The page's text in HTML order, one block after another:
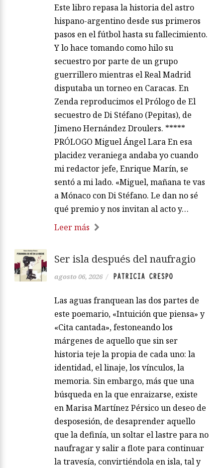
Este libro repasa la historia del astro
hispano-argentino desde sus primeros
pasos en el fútbol hasta su fallecimiento.
Y lo hace tomando como hilo su
secuestro por parte de un grupo
guerrillero mientras el Real Madrid
disputaba un torneo en Caracas. En
Zenda reproducimos el Prólogo de El
secuestro de Di Stéfano (Pepitas), de
Jimeno Hernández Droulers. *****
PRÓLOGO Miguel Ángel Lara En esa
placidez veraniega andaba yo cuando
mi redactor jefe, Enrique Marín, se
sentó a mi lado. «Miguel, mañana te vas
a Mónaco con Di Stéfano. Le dan no sé
qué premio y nos invitan al acto y…
Leer más
Ser isla después del naufragio
agosto 06, 2026 / PATRICIA CRESPO
Las aguas franquean las dos partes de
este poemario, «Intuición que piensa» y
«Cita cantada», festoneando los
márgenes de aquello que sin ser
historia teje la propia de cada uno: la
identidad, el linaje, los vínculos, la
memoria. Sin embargo, más que una
búsqueda en la que enraizarse, existe
en Marisa Martínez Pérsico un deseo de
desposesión, de desaprender aquello
que la definía, un soltar el lastre para no
naufragar y salir a flote para continuar
la travesía, convirtiéndola en isla, tal y